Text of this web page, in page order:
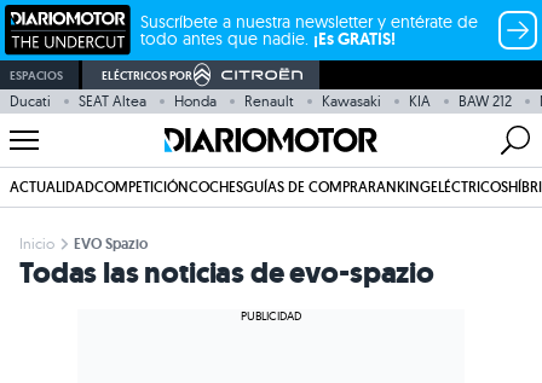
Suscríbete a nuestra newsletter y entérate de
todo antes que nadie. ¡Es GRATIS!
ESPACIOS ELÉCTRICOS POR
Ducati SEAT Altea Honda Renault Kawasaki KIA BAW 212
ACTUALIDADCOMPETICIÓNCOCHESGUÍAS DE COMPRARANKINGELÉCTRICOS
Inicio EVO Spazio
Todas las noticias de evo-spazio